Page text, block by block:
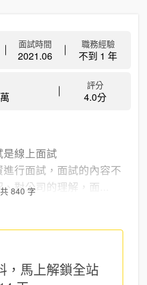
面試時間
2021.06
職務經驗
不到 1 年
評分
4.0分
線上面試
行面試，面試的內容不
對公司的理解，面...
840 字
，馬上解鎖全站